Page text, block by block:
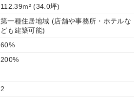
112.39m² (34.0坪)
第一種住居地域 (店舗や事務所・ホテルな
ども建築可能)
60%
200%
2